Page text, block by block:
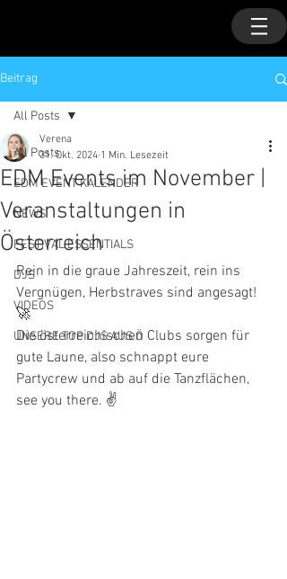
Beitrag
All Posts
EDM EVENT KALENDER
NEWS
FESTIVAL ESSENTIALS
DJS
VIDEOS
UNSERE TOP DJS AUS Ö
All Posts
EDM Events im November |
Veranstaltungen in
Österreich
Verena
31. Okt. 2024 1 Min. Lesezeit
Rein in die graue Jahreszeit, rein ins
Vergnügen, Herbstraves sind angesagt!
🚀
Die österreichischen Clubs sorgen für
gute Laune, also schnappt eure
Partycrew und ab auf die Tanzflächen,
see you there. ✌️